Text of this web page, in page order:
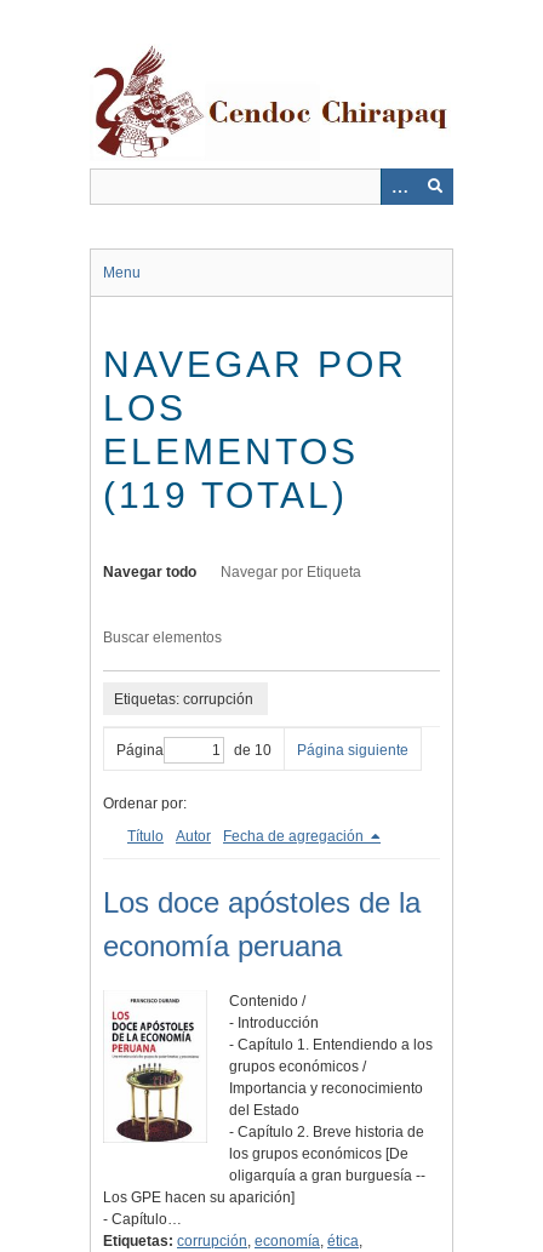
Menu
NAVEGAR POR
LOS
ELEMENTOS
(119 TOTAL)
Navegar todo Navegar por Etiqueta
Buscar elementos
Etiquetas: corrupción
Página de 10 Página siguiente
Ordenar por:
Título
Autor Fecha de agregación
Los doce apóstoles de la
economía peruana
Contenido /
- Introducción
- Capítulo 1. Entendiendo a los
grupos económicos /
Importancia y reconocimiento
del Estado
- Capítulo 2. Breve historia de
los grupos económicos [De
oligarquía a gran burguesía --
Los GPE hacen su aparición]
- Capítulo…
Etiquetas: corrupción, economía, ética,